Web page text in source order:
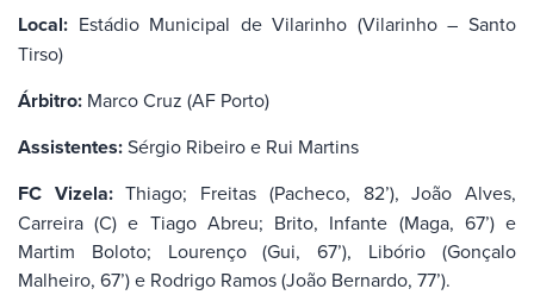
Local: Estádio Municipal de Vilarinho (Vilarinho – Santo
Tirso)
Árbitro: Marco Cruz (AF Porto)
Assistentes:Sérgio Ribeiro e Rui Martins
FC Vizela:Thiago; Freitas (Pacheco, 82’), João Alves,
Carreira (C) e Tiago Abreu; Brito, Infante (Maga, 67’) e
Martim Boloto; Lourenço (Gui, 67’), Libório (Gonçalo
Malheiro, 67’) e Rodrigo Ramos (João Bernardo, 77’).